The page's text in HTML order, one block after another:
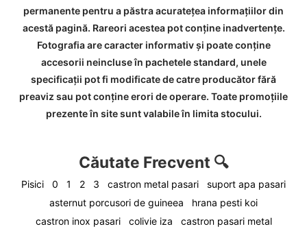
permanente pentru a păstra acurateţea informaţiilor din
acestă pagină. Rareori acestea pot conţine inadvertenţe.
Fotografia are caracter informativ şi poate conţine
accesorii neincluse în pachetele standard, unele
specificaţii pot fi modificate de catre producător fără
preaviz sau pot conţine erori de operare. Toate promoţiile
prezente în site sunt valabile în limita stocului.
Căutate Frecvent 🔍
Pisici 0 1 2 3 castron metal pasari
suport apa pasari
asternut porcusori de guineea
hrana pesti koi
castron inox pasari
colivie iza
castron pasari metal